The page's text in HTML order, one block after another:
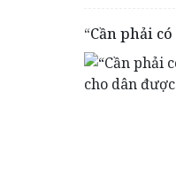
“Cần phải